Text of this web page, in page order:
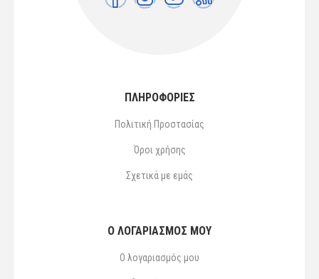
ΠΛΗΡΟΦΟΡΙΕΣ
Πολιτική Προστασίας
Όροι χρήσης
Σχετικά με εμάς
Ο ΛΟΓΑΡΙΑΣΜΌΣ ΜΟΥ
Ο λογαριασμός μου